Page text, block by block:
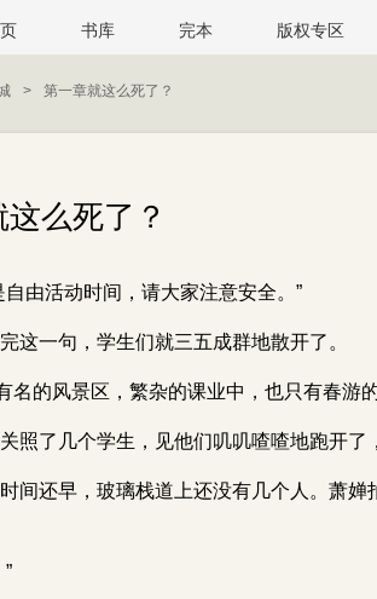
书库 完本 版权专区
> 第一章就这么死了？
么死了？
自由活动时间，请大家注意安全。”
这一句，学生们就三五成群地散开了。
名的风景区，繁杂的课业中，也只有春游
照了几个学生，见他们叽叽喳喳地跑开
间还早，玻璃栈道上还没有几个人。萧